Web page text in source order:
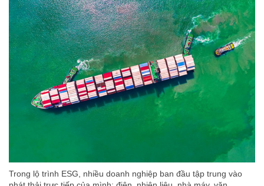
Trong lộ trình ESG, nhiều doanh nghiệp ban đầu tập trung vào